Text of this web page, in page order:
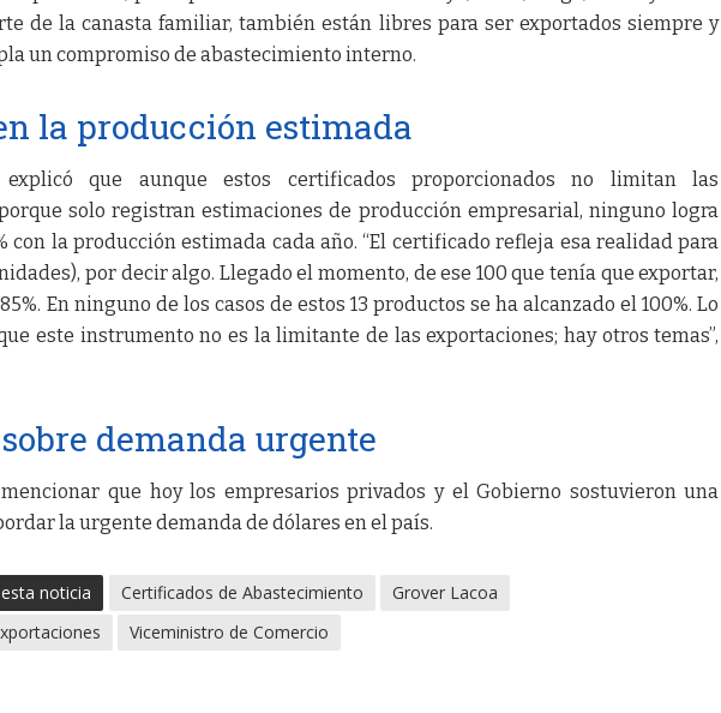
de la canasta familiar, también están libres para ser exportados siempre y
un compromiso de abastecimiento interno.
la producción estimada
explicó que aunque estos certificados proporcionados no limitan las
solo registran estimaciones de producción empresarial, ninguno logra
con la producción estimada cada año. “El certificado refleja esa realidad para
por decir algo. Llegado el momento, de ese 100 que tenía que exportar,
En ninguno de los casos de estos 13 productos se ha alcanzado el 100%. Lo
este instrumento no es la limitante de las exportaciones; hay otros temas”,
demanda urgente
que hoy los empresarios privados y el Gobierno sostuvieron una
la urgente demanda de dólares en el país.
noticia Certificados de Abastecimiento
Grover Lacoa
Viceministro de Comercio